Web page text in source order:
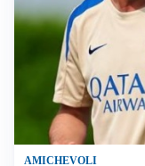
AMICHEVOLI